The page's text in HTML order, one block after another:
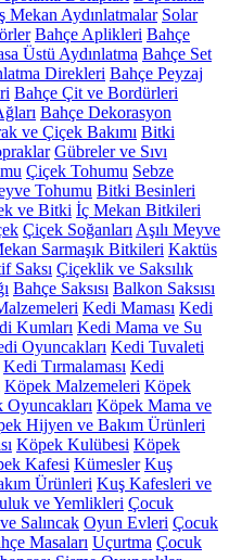
Mekan Aydınlatmalar Solar
Bahçe Aplikleri Bahçe
Üstü Aydınlatma Bahçe Set
Direkleri Bahçe Peyzaj
Bahçe Çit ve Bordürleri
Bahçe Dekorasyon
ve Çiçek Bakımı Bitki
Gübreler ve Sıvı
Çiçek Tohumu Sebze
Tohumu Bitki Besinleri
ve Bitki İç Mekan Bitkileri
Çiçek Soğanları Aşılı Meyve
Sarmaşık Bitkileri Kaktüs
Saksı Çiçeklik ve Saksılık
Bahçe Saksısı Balkon Saksısı
Kedi Maması Kedi
Kumları Kedi Mama ve Su
Oyuncakları Kedi Tuvaleti
Kedi Tırmalaması Kedi
Köpek Malzemeleri Köpek
Oyuncakları Köpek Mama ve
Hijyen ve Bakım Ürünleri
Köpek Kulübesi Köpek
Kafesi Kümesler Kuş
Ürünleri Kuş Kafesleri ve
ve Yemlikleri Çocuk
Salıncak Oyun Evleri Çocuk
Masaları Uçurtma Çocuk